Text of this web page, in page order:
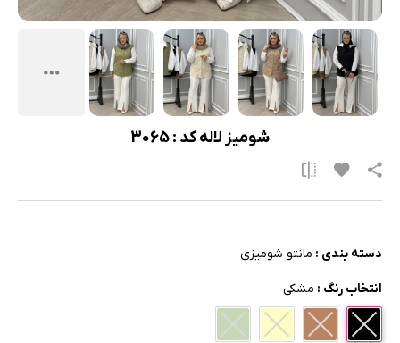
شومیز لاله کد : 3065
دسته بندی : مانتو شومیزی
انتخاب رنگ : مشکی